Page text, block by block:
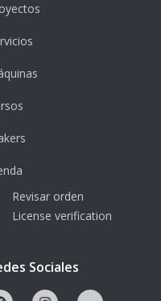
Revisar orden
License verification
Sociales